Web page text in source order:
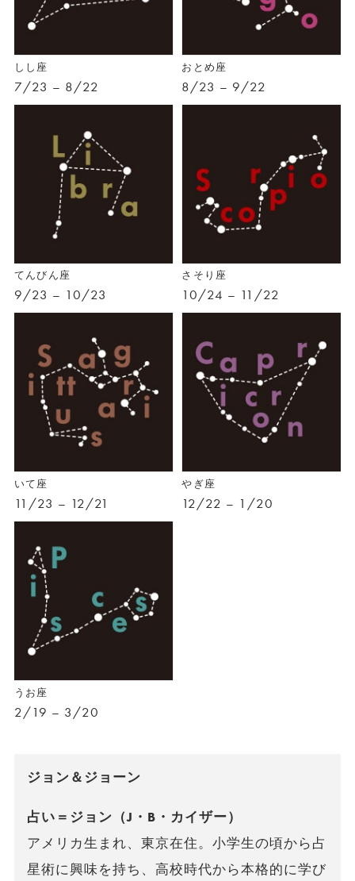
しし座
7/23 – 8/22
おとめ座
8/23 – 9/22
てんびん座
9/23 – 10/23
さそり座
10/24 – 11/22
いて座
11/23 – 12/21
やぎ座
12/22 – 1/20
うお座
2/19 – 3/20
ジョン＆ジョーン
占い＝ジョン（J・B・カイザー）
アメリカ生まれ、東京在住。小学生の頃から占
星術に興味を持ち、高校時代から本格的に学び